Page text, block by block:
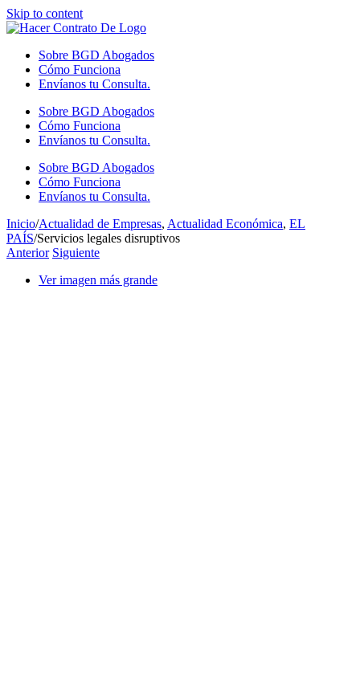
Skip to content
Sobre BGD Abogados
Cómo Funciona
Envíanos tu Consulta.
Sobre BGD Abogados
Cómo Funciona
Envíanos tu Consulta.
Sobre BGD Abogados
Cómo Funciona
Envíanos tu Consulta.
Inicio/Actualidad de Empresas, Actualidad Económica, EL
PAÍS/Servicios legales disruptivos
Anterior Siguiente
Ver imagen más grande